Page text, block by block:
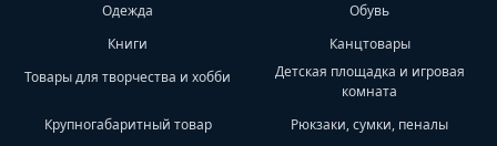
Одежда
Обувь
Книги
Канцтовары
Товары для творчества и хобби
Детская площадка и игровая
комната
Крупногабаритный товар
Рюкзаки, сумки, пеналы